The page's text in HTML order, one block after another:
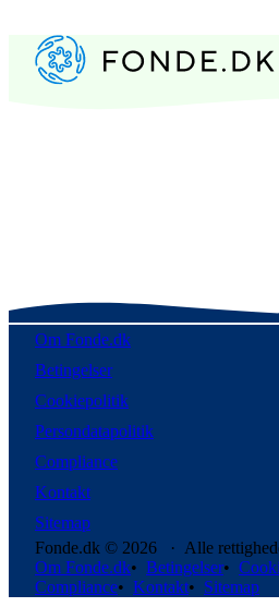
Om Fonde.dk
Betingelser
Cookiepolitik
Persondatapolitik
Compliance
Kontakt
Sitemap
Fonde.dk © 2026 · Alle
Om Fonde.dk• Betingelser•
Compliance• Kontakt• Sitemap